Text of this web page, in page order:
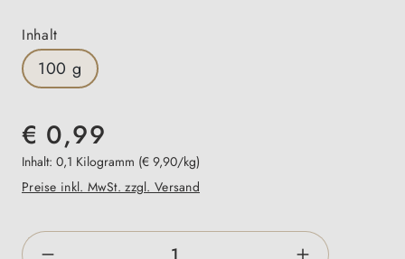
Inhaltauswählen
100 g
€ 0,99
Inhalt: 0,1 Kilogramm (€ 9,90/kg)
Preise inkl. MwSt. zzgl. Versand
Produkt Anzahl: Gib den gewünschten